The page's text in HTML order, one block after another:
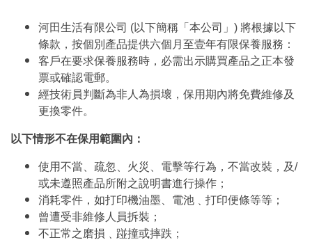
河田生活有限公司 (以下簡稱「本公司」) 將根據以下
條款，按個別產品提供六個月至壹年有限保養服務：
客戶在要求保養服務時，必需出示購買產品之正本發
票或確認電郵。
經技術員判斷為非人為損壞，保用期內將免費維修及
更換零件。
以下情形不在保用範圍內：
使用不當、疏忽、火災、電擊等行為，不當改裝，及/
或未遵照產品所附之說明書進行操作；
消耗零件，如打印機油墨、電池﹑打印便條等等；
曾遭受非維修人員拆裝；
不正常之磨損﹑踫撞或摔跌；